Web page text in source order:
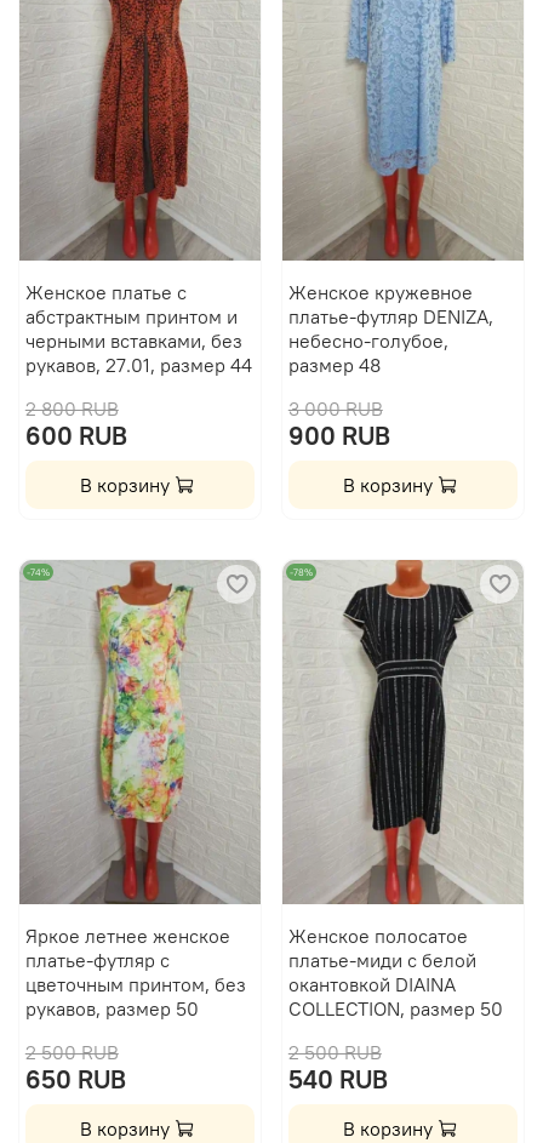
Женское платье с
абстрактным принтом и
черными вставками, без
рукавов, 27.01, размер 44
2 800 RUB
600 RUB
В корзину
Женское кружевное
платье-футляр DENIZA,
небесно-голубое,
размер 48
3 000 RUB
900 RUB
В корзину
-74%
Яркое летнее женское
платье-футляр с
цветочным принтом, без
рукавов, размер 50
2 500 RUB
650 RUB
В корзину
-78%
Женское полосатое
платье-миди с белой
окантовкой DIAINA
COLLECTION, размер 50
2 500 RUB
540 RUB
В корзину